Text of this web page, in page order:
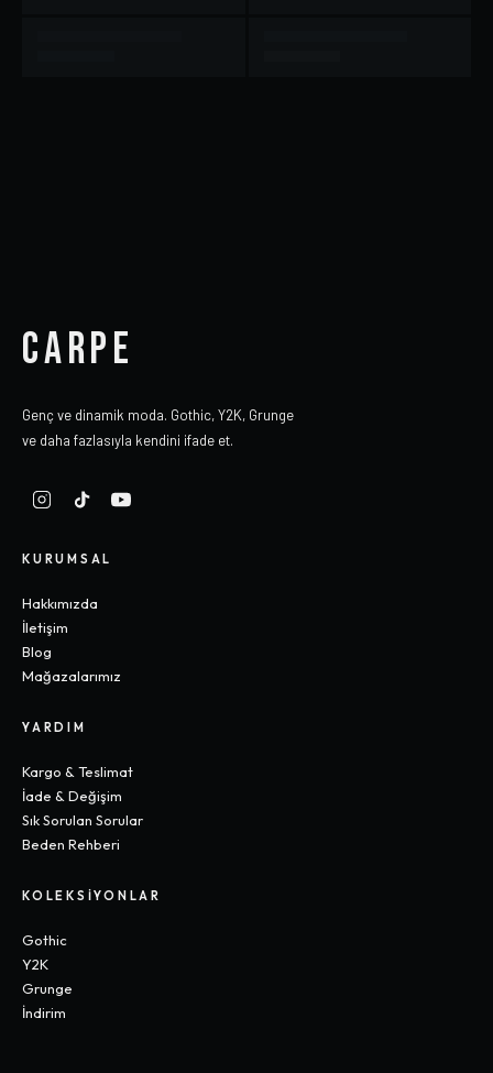
CARPE
Genç ve dinamik moda. Gothic, Y2K, Grunge
ve daha fazlasıyla kendini ifade et.
KURUMSAL
Hakkımızda
İletişim
Blog
Mağazalarımız
YARDIM
Kargo & Teslimat
İade & Değişim
Sık Sorulan Sorular
Beden Rehberi
KOLEKSIYONLAR
Gothic
Y2K
Grunge
İndirim